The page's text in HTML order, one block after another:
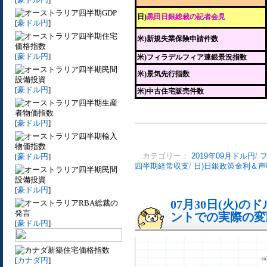
四半期GDP
[豪ドル円]
四半期住宅
価格指数
[豪ドル円]
四半期民間
設備投資
[豪ドル円]
四半期生産
者物価指数
[豪ドル円]
四半期輸入
物価指数
[豪ドル円]
四半期民間
設備投資
[豪ドル円]
RBA総裁の
発言
[豪ドル円]
新築住宅価格指数
[カナダ円]
日)黒田日銀総裁の記者会見
米)新規失業保険申請件数
米)フィラデルフィア連銀景況指数
米)景気先行指数
米)中古住宅販売件数
カテゴリー： 2019年09月ドル円/
四半期経常収支/ 日)日銀政策金利＆
07月30日(火)の
ントでの実際の